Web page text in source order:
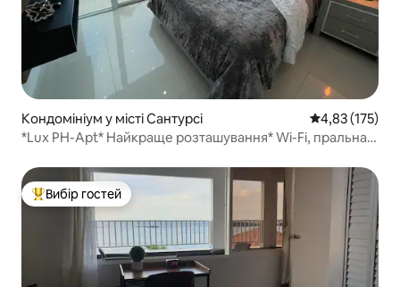
Кондомініум у місті Сантурсі Середня
4,83 (175)
*Lux PH-Apt* Найкраще розташування* Wi-Fi, пральна
Топ вибір гостей
Вибір гостей